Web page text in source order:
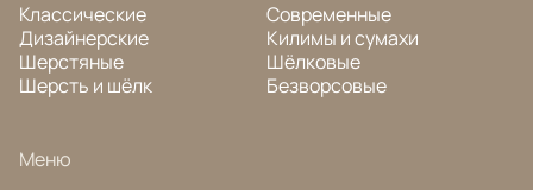
Классические
Дизайнерские
Шерстяные
Шерсть и шёлк
Современные
Килимы и сумахи
Шёлковые
Безворсовые
Меню